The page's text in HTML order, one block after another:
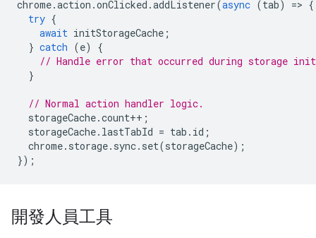
chrome.action .onClicked .addListener(async (tab) => {
try {
await initStorageCache ;
} catch (e)
{
// Handle error that occurred during storage
}
// Normal action handler logic.
storageCache.count++ ;
storageCache. lastTabId = tab . id ;
chrome. storage. sync. set(storageCache);
});
開發人員工具